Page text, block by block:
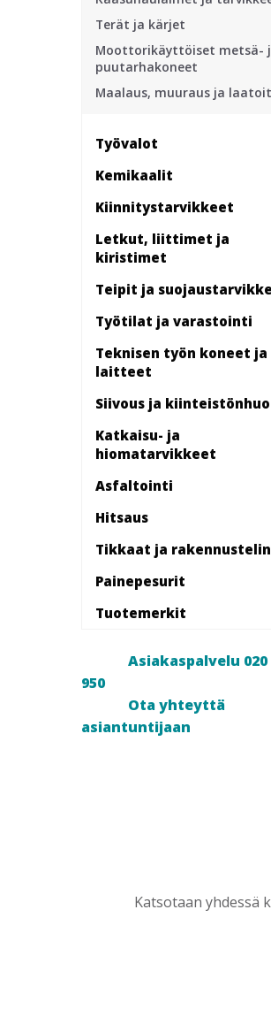
Terät ja kärjet
Moottorikäyttöiset metsä-
puutarhakoneet
Maalaus, muuraus ja
Työvalot
Kemikaalit
Kiinnitys­tarvikkeet
Letkut, liittimet ja
kiristimet
Teipit ja
Työtilat ja varastointi
Teknisen työn koneet ja
laitteet
Siivous ja
Katkaisu- ja
hiomatarvikkeet
Asfaltointi
Hitsaus
Tikkaat ja
Painepesurit
Tuotemerkit
Asiakaspalvelu 020
950
Ota yhteyttä
asiantuntijaan
Katsotaan yhdessä